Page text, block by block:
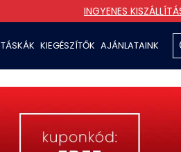
INGYENES
TÁSKÁK KIEGÉSZÍTŐK AJÁNLATAINK